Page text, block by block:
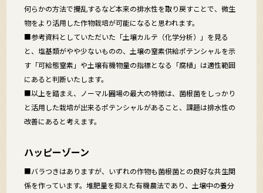
何らかの方法で攪乱するなど本来の排水性を取り戻すことで、微生
物をより活用した作物栽培が可能になると思われます。
■参考資料としていただいた「土壌カルテ（化学分析）」を見る
と、塩基類がやや少ないものの、土壌の窒素供給ポテンシャルを示
す「可給態窒素」や土壌有機物量の指標となる「腐植」は適性範囲
にあると判断いたします。
■以上を踏まえ、ノーマル圃場の最大の特徴は、菌根菌をしっかり
と活用した栽培が出来るポテンシャルがあること、課題は排水性の
改善にあると考えます。
ハッピーゾーン
■バラつきはありますが、いずれの作物も菌根菌との良好な共生関
係を作っています。堆肥量を抑えた有機農法であり、土壌中の養分